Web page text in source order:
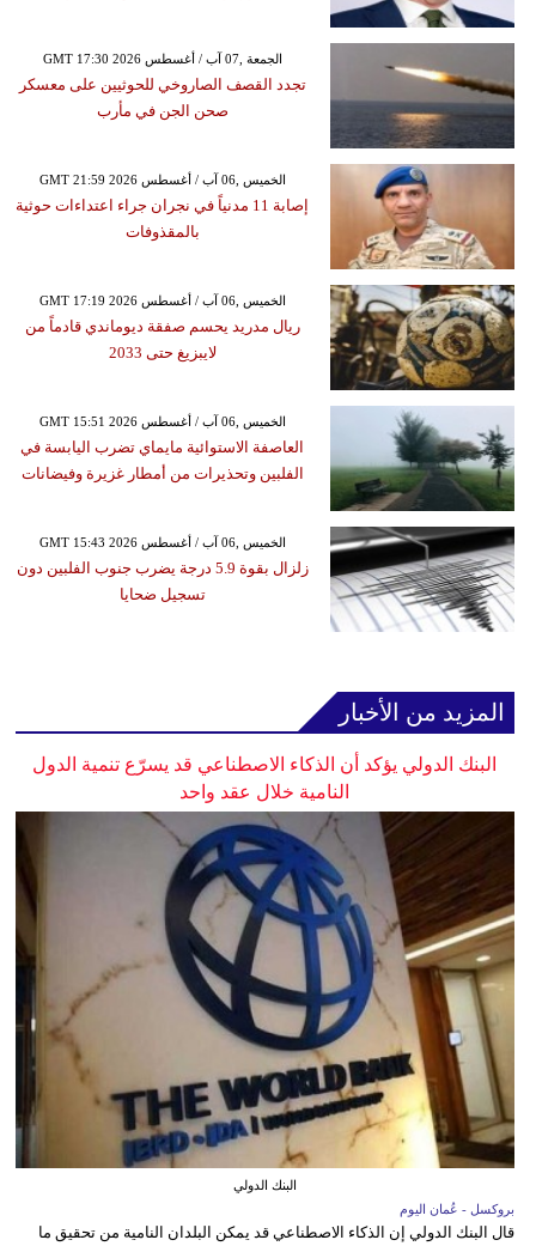
GMT 17:30 2026 الجمعة ,07 آب / أغسطس
تجدد القصف الصاروخي للحوثيين على معسكر
صحن الجن في مأرب
GMT 21:59 2026 الخميس ,06 آب / أغسطس
إصابة 11 مدنياً في نجران جراء اعتداءات حوثية
بالمقذوفات
GMT 17:19 2026 الخميس ,06 آب / أغسطس
ريال مدريد يحسم صفقة ديوماندي قادماً من
لايبزيغ حتى 2033
GMT 15:51 2026 الخميس ,06 آب / أغسطس
العاصفة الاستوائية مايماي تضرب اليابسة في
الفلبين وتحذيرات من أمطار غزيرة وفيضانات
GMT 15:43 2026 الخميس ,06 آب / أغسطس
زلزال بقوة 5.9 درجة يضرب جنوب الفلبين دون
تسجيل ضحايا
المزيد من الأخبار
البنك الدولي يؤكد أن الذكاء الاصطناعي قد يسرّع تنمية الدول
النامية خلال عقد واحد
البنك الدولي
بروكسل - عُمان اليوم
قال البنك الدولي إن الذكاء الاصطناعي قد يمكن البلدان النامية من تحقيق ما